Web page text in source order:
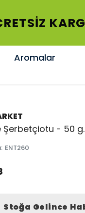
Aromalar
Şerbetçiotu - 50 g.
: ENT260
Stoğa Gelince